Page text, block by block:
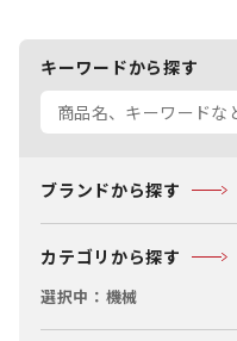
キーワードから探す
ブランドから探す
カテゴリから探す
選択中： 機械